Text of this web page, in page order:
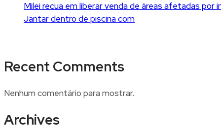
Milei recua em liberar venda de áreas afetadas por
Jantar dentro de piscina com
Recent Comments
Nenhum comentário para mostrar.
Archives